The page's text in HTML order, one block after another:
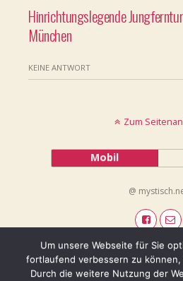
Hinrichtungslegende
München
KEINE ANTWORT
Zum
Mobil
@
Um unsere Webseite für Sie
fortlaufend verbessern zu
Durch die weitere Nutzung der